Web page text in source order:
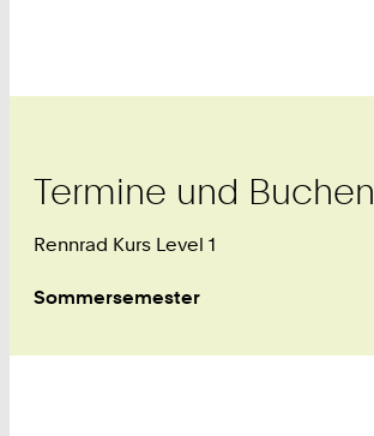
Termine und Buchen
Rennrad Kurs Level 1
Sommersemester